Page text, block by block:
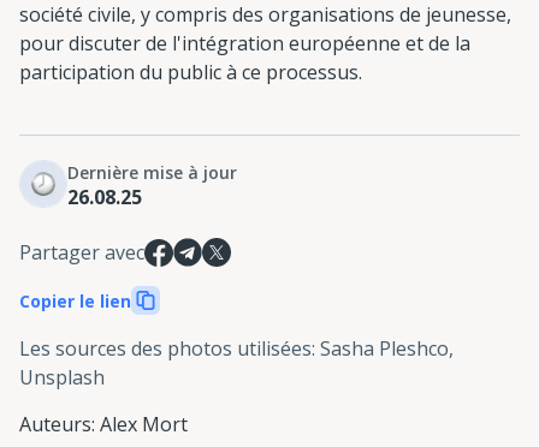
société civile, y compris des organisations de jeunesse,
pour discuter de l'intégration européenne et de la
participation du public à ce processus.
Dernière mise à jour
26.08.25
Partager avec
Copier le lien
Les sources des photos utilisées: Sasha Pleshco,
Unsplash
Auteurs: Alex Mort